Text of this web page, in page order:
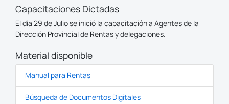
Capacitaciones Dictadas
El día 29 de Julio se inició la capacitación a Agentes de la
Dirección Provincial de Rentas y delegaciones.
Material disponible
Manual para Rentas
Búsqueda de Documentos Digitales